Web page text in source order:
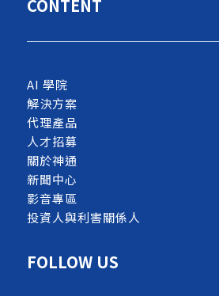
CONTENT
AI 學院
解決方案
代理產品
人才招募
關於神通
新聞中心
影音專區
投資人與利害關係人
FOLLOW US